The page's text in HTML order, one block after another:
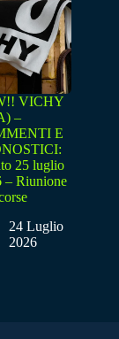
VICHY
–
E
25 luglio
– Riunione
24 Luglio
2026